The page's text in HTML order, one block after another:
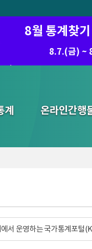
8월 통계찾
8.7.(금) ~
계 온라인간행
서 운영하는 국가통계포털